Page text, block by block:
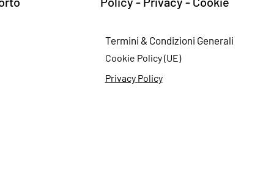
Termini & Condizioni Generali
Cookie Policy (UE)
Privacy Policy